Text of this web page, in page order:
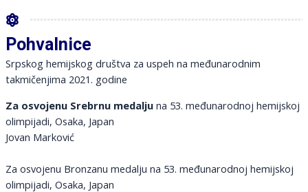
Pohvalnice
Srpskog hemijskog društva za uspeh na međunarodnim
takmičenjima 2021. godine
Za osvojenu Srebrnu medaljuna 53. međunarodnoj hemijskoj
olimpijadi, Osaka, Japan
Jovan Marković
Za osvojenu Bronzanu medalju na 53. međunarodnoj hemijskoj
olimpijadi, Osaka, Japan